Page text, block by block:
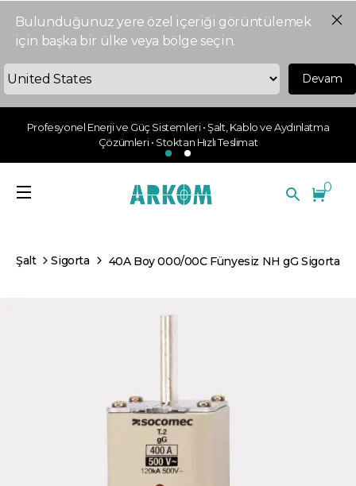
Bulunduğunuz yere özel içeriği görüntülemek
için başka bir ülke veya bölge seçin.
Devam
Profesyonel Enerji ve Güç Sistemleri • Şalt, Kablo ve Aydınlatma
Çözümleri • Stoktan Hızlı Teslimat
0
Şalt Sigorta 40A Boy 000/00C Fünyesiz NH gG Sigorta